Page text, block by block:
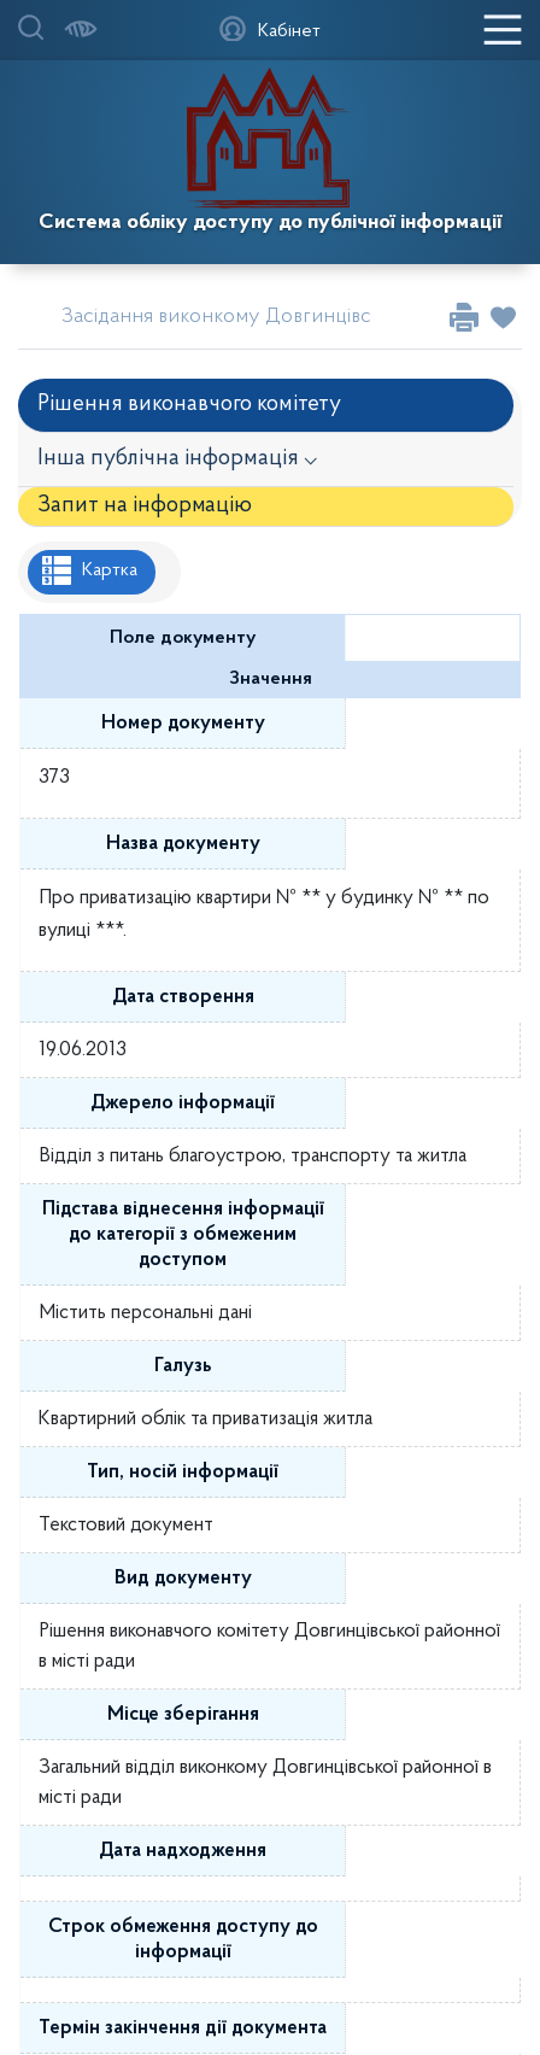
Система обліку доступу до публічної інформації
Кабінет
Засідання виконкому Довгинцівської районної в
Рішення виконавчого комітету
Інша публічна інформація ⌵
Запит на iнформацію
Рішення районної ради
Рішення виконавчого комітету
Розпорядження районного голови
Регуляторні акти
Проекти рішень районної ради
Проєкти рішень виконавчого комітету
Картка
Поле документу
Значення
Номер документу
373
Назва документу
Про приватизацію квартири № ** у будинку № ** по
вулиці ***.
Дата створення
19.06.2013
Джерело інформації
Відділ з питань благоустрою, транспорту та житла
Підстава віднесення інформації
до категорії з обмеженим
доступом
Містить персональні дані
Галузь
Квартирний облік та приватизація житла
Тип, носій інформації
Текстовий документ
Вид документу
Рішення виконавчого комітету Довгинцівської районної
в місті ради
Місце зберігання
Загальний відділ виконкому Довгинцівської районної в
місті ради
Дата надходження
Строк обмеження доступу до
інформації
Термін закінчення дії документа